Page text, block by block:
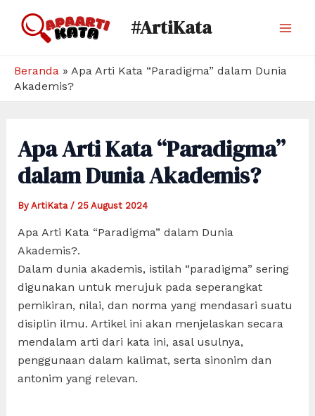
#ArtiKata
Beranda » Apa Arti Kata “Paradigma” dalam Dunia
Akademis?
Apa Arti Kata “Paradigma”
dalam Dunia Akademis?
By ArtiKata / 25 August 2024
Apa Arti Kata “Paradigma” dalam Dunia
Akademis?.
Dalam dunia akademis, istilah “paradigma” sering
digunakan untuk merujuk pada seperangkat
pemikiran, nilai, dan norma yang mendasari suatu
disiplin ilmu. Artikel ini akan menjelaskan secara
mendalam arti dari kata ini, asal usulnya,
penggunaan dalam kalimat, serta sinonim dan
antonim yang relevan.